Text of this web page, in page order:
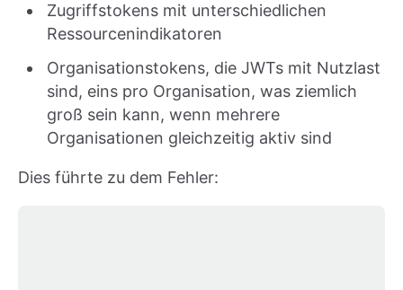
Zugriffstokens mit unterschiedlichen
Ressourcenindikatoren
Organisationstokens, die JWTs mit Nutzlast
sind, eins pro Organisation, was ziemlich
groß sein kann, wenn mehrere
Organisationen gleichzeitig aktiv sind
Dies führte zu dem Fehler: